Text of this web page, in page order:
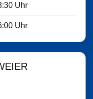
Uhr
Uhr